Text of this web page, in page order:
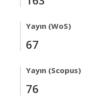
Yayın (WoS)
67
Yayın (Scopus)
76